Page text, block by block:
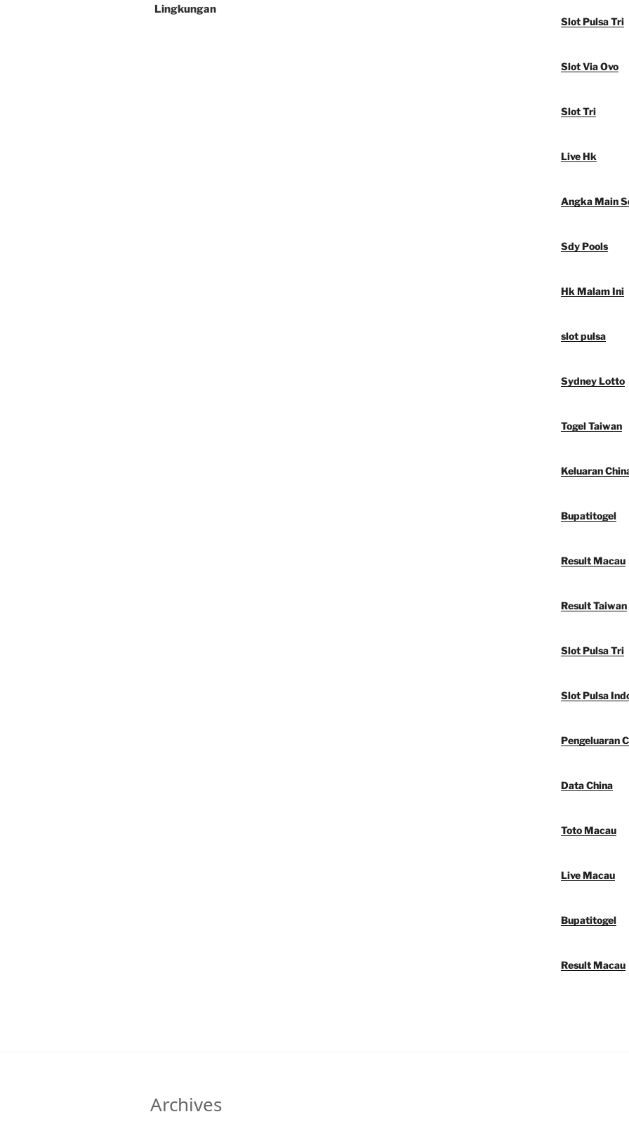
Lingkungan
Slot Pulsa Tri
Slot Via Ovo
Slot Tri
Live Hk
Angka Main
Sdy Pools
Hk Malam Ini
slot pulsa
Sydney Lotto
Togel Taiwan
Keluaran
Bupatitogel
Result Macau
Result Taiwan
Slot Pulsa Tri
Slot Pulsa
Pengeluaran
Data China
Toto Macau
Live Macau
Bupatitogel
Result Macau
Archives